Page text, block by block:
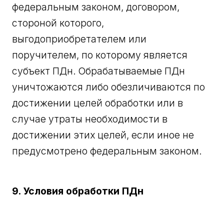
федеральным законом, договором,
стороной которого,
выгодоприобретателем или
поручителем, по которому является
субъект ПДн. Обрабатываемые ПДн
уничтожаются либо обезличиваются по
достижении целей обработки или в
случае утраты необходимости в
достижении этих целей, если иное не
предусмотрено федеральным законом.
9. Условия обработки ПДн